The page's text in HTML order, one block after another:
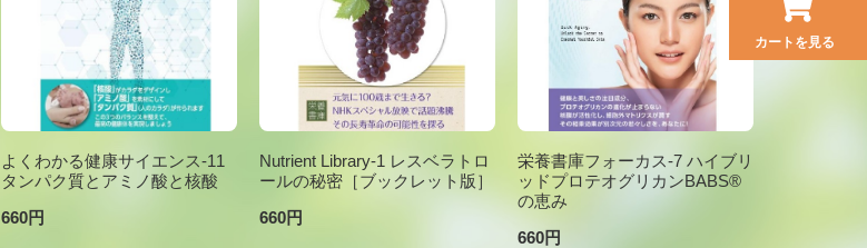
カートを見る
よくわかる健康サイエンス-11
タンパク質とアミノ酸と核酸
660円
Nutrient Library-1 レスベラトロ
ールの秘密［ブックレット版］
660円
栄養書庫フォーカス-7 ハイブリ
ッドプロテオグリカンBABS®
の恵み
660円